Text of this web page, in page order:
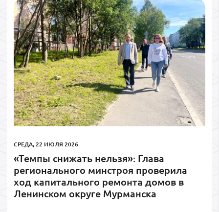
СРЕДА, 22 ИЮЛЯ 2026
«Темпы снижать нельзя»: Глава
регионального минстроя проверила
ход капитального ремонта домов в
Ленинском округе Мурманска